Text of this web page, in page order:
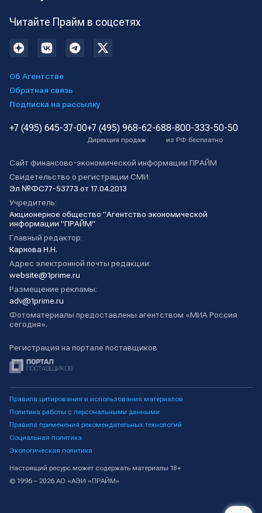
Читайте Прайм в соцсетях
Об Агентстве
Обратная связь
Подписка на рассылку
+7 (495) 645-37-00+7 (495) 968-62-68
Дирекция продаж
8-800-333-50-50
из РФ бесплатно
Сайт финансово-экономической информации ПРАЙМ
Свидетельство о регистрации СМИ:
Эл №ФС77-53773 от 17.04.2013
Учредитель:
Акционерное общество "Агентство экономической
информации "ПРАЙМ"
Главный редактор:
Карнова Н.Н.
Адрес электронной почты редакции:
website@1prime.ru
Размещение рекламы:
adv@1prime.ru
Фотоматериалы предоставлены агентством «МИА Россия
сегодня».
Регистрация на портале поставщиков
Правила цитирования и использования материалов
Политика работы с персональными данными
Правила применения рекомендательных технологий
Социальная политика
Экологическая политика
Настоящий ресурс может содержать материалы 18+
© 1996 – 2026 АО «АЭИ «ПРАЙМ»